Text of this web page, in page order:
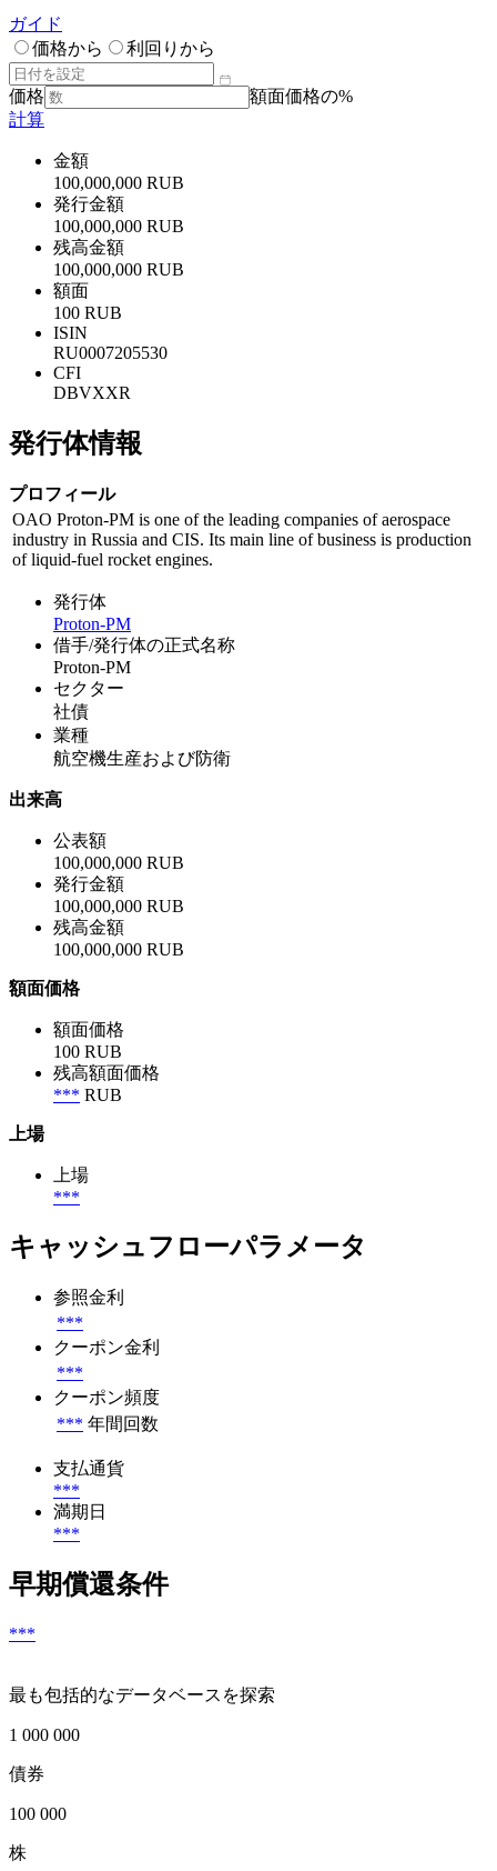
ガイド
価格から
利回りから
価格
額面価格の%
計算
金額
100,000,000 RUB
発行金額
100,000,000 RUB
残高金額
100,000,000 RUB
額面
100 RUB
ISIN
RU0007205530
CFI
DBVXXR
発行体情報
プロフィール
OAO Proton-PM is one of the leading companies of aerospace
industry in Russia and CIS. Its main line of business is production
of liquid-fuel rocket engines.
発行体
Proton-PM
借手/発行体の正式名称
Proton-PM
セクター
社債
業種
航空機生産および防衛
出来高
公表額
100,000,000 RUB
発行金額
100,000,000 RUB
残高金額
100,000,000 RUB
額面価格
額面価格
100 RUB
残高額面価格
*** RUB
上場
上場
***
キャッシュフローパラメータ
参照金利
***
クーポン金利
***
クーポン頻度
*** 年間回数
支払通貨
***
満期日
***
早期償還条件
***
最も包括的なデータベースを探索
1 000 000
債券
100 000
株